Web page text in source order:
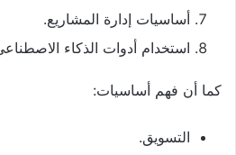
أساسيات إدارة المشاريع.
استخدام أدوات الذكاء
كما أن فهم أساسيات:
التسويق.